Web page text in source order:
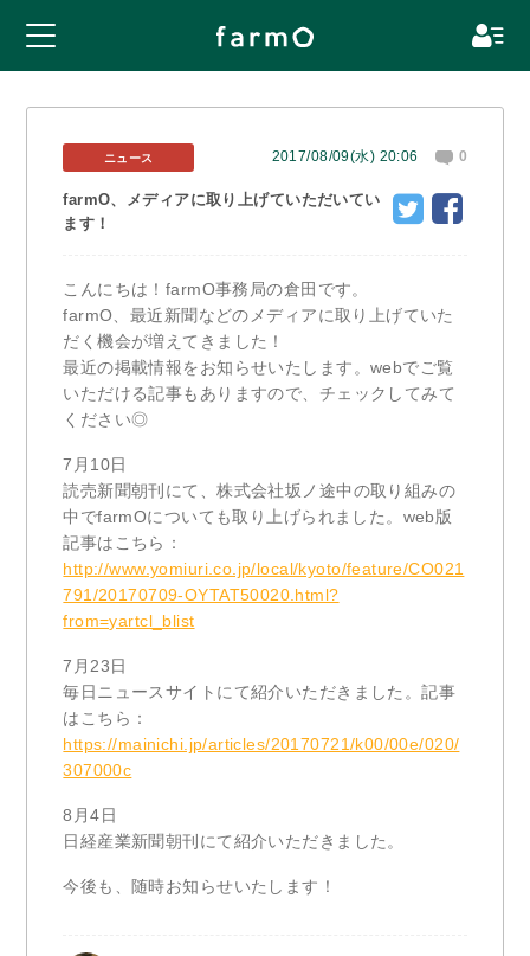
ニュース 2017/08/09(水) 20:06 0
farmO、メディアに取り上げていただいてい
ます！
こんにちは！farmO事務局の倉田です。
farmO、最近新聞などのメディアに取り上げていた
だく機会が増えてきました！
最近の掲載情報をお知らせいたします。webでご覧
いただける記事もありますので、チェックしてみて
ください◎
7月10日
読売新聞朝刊にて、株式会社坂ノ途中の取り組みの
中でfarmOについても取り上げられました。web版
記事はこちら：
http://www.yomiuri.co.jp/local/kyoto/feature/CO021
791/20170709-OYTAT50020.html?
from=yartcl_blist
7月23日
毎日ニュースサイトにて紹介いただきました。記事
はこちら：
https://mainichi.jp/articles/20170721/k00/00e/020/
307000c
8月4日
日経産業新聞朝刊にて紹介いただきました。
今後も、随時お知らせいたします！